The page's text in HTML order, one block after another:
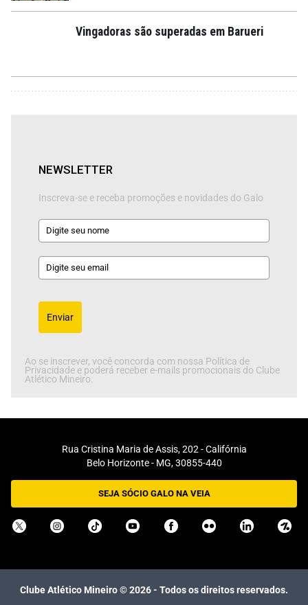
Vingadoras são superadas em Barueri
NEWSLETTER
Inscreva-se e receba promoções e novidades do Galo
Enviar
Ao se inscrever, você concorda com nossa Política de
Privacidade e poderá receber e-mails promocionais do Clube
Atlético Mineiro.
Rua Cristina Maria de Assis, 202 - Califórnia
Belo Horizonte - MG, 30855-440
SEJA SÓCIO GALO NA VEIA
Clube Atlético Mineiro ©2026- Todos os direitos reservados.